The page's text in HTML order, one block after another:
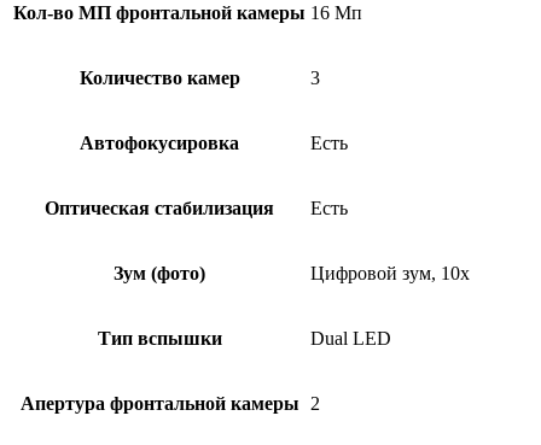
Кол-во МП фронтальной камеры 16 Мп
Количество камер 3
Автофокусировка Есть
Оптическая стабилизация Есть
Зум (фото) Цифровой зум, 10x
Тип вспышки Dual LED
Апертура фронтальной камеры 2